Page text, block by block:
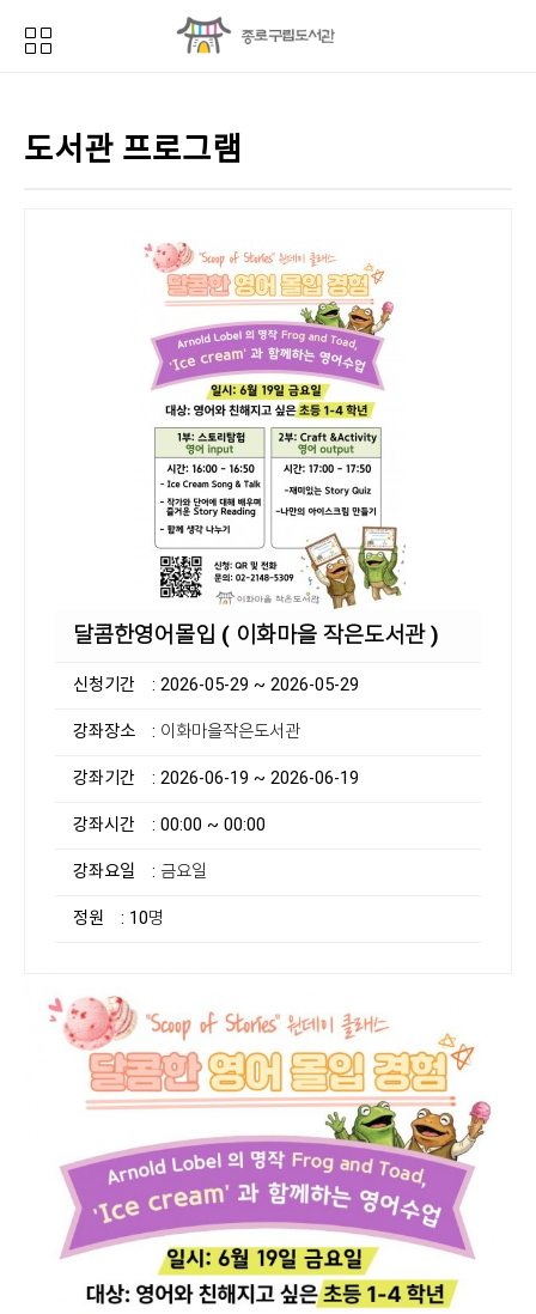
도서관 프로그램
달콤한영어몰입 ( 이화마을 작은도서관 )
신청기간 : 2026-05-29 ~ 2026-05-29
강좌장소 : 이화마을작은도서관
강좌기간 : 2026-06-19 ~ 2026-06-19
강좌시간 : 00:00 ~ 00:00
강좌요일 : 금요일
정원 : 10명